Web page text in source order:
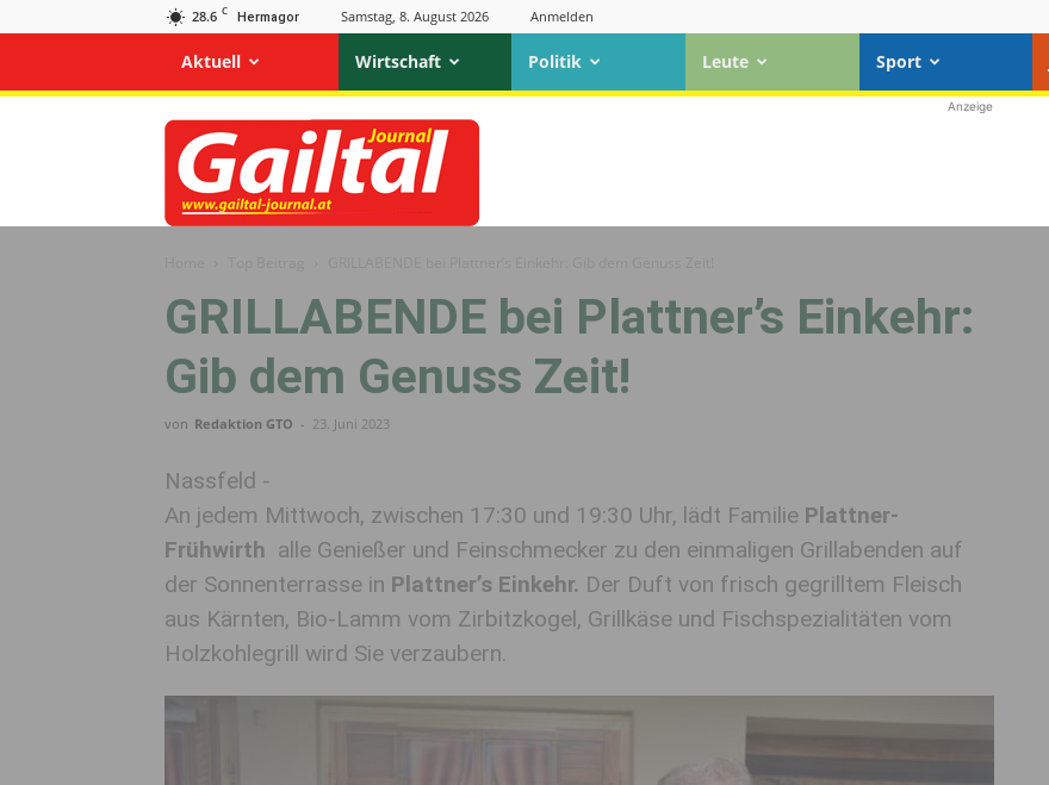
28.6 C Hermagor Samstag, 8. August 2026 Anmelden
Aktuell Wirtschaft Politik Leute Sport
Gailtal
Journal
Anzeige
GRILLABENDE bei Plattner’s Einkehr:
Gib dem Genuss Zeit!
von Redaktion GTO - 23. Juni 2023
Nassfeld -
An jedem Mittwoch, zwischen 17:30 und 19:30 Uhr, lädt Familie Plattner-
Frühwirth alle Genießer und Feinschmecker zu den einmaligen Grillabenden auf
der Sonnenterrasse in Plattner’s Einkehr. Der Duft von frisch gegrilltem Fleisch
aus Kärnten, Bio-Lamm vom Zirbitzkogel, Grillkäse und Fischspezialitäten vom
Holzkohlegrill wird Sie verzaubern.